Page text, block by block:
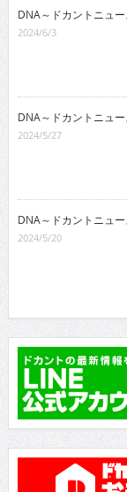
DNA～ドカントニュ
2024/6/3
DNA～ドカントニュ
2024/5/27
DNA～ドカントニュ
2024/5/20